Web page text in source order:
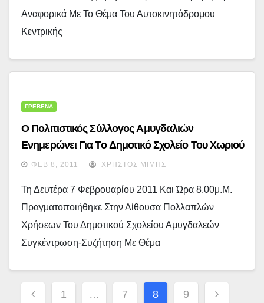
Αναφορικά Με Το Θέμα Του Αυτοκινητόδρομου
Κεντρικής
ΓΡΕΒΕΝΑ
Ο Πολιτιστικός Σύλλογος Αμυγδαλιών
Ενημερώνει Για Το Δημοτικό Σχολείο Του Χωριού
ΦΕΒ 8, 2011 ΧΡΉΣΤΟΣ ΜΊΜΗΣ
Τη Δευτέρα 7 Φεβρουαρίου 2011 Και Ώρα 8.00μ.μ.
Πραγματοποιήθηκε Στην Αίθουσα Πολλαπλών
Χρήσεων Του Δημοτικού Σχολείου Αμυγδαλεών
Συγκέντρωση-Συζήτηση Με Θέμα
Σελιδοποίηση
1 … 7 8 9